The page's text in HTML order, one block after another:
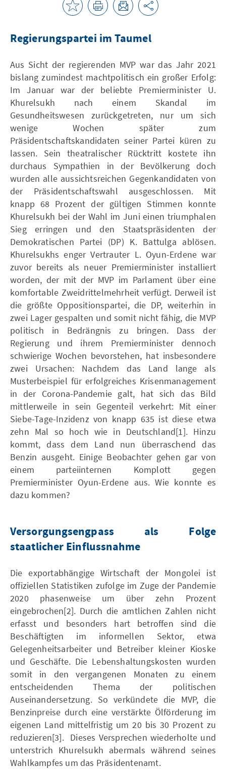
Regierungspartei im Taumel
Aus Sicht der regierenden MVP war das Jahr 2021
bislang zumindest machtpolitisch ein großer Erfolg:
Im Januar war der beliebte Premierminister U.
Khurelsukh nach einem Skandal im
Gesundheitswesen zurückgetreten, nur um sich
wenige Wochen später zum
Präsidentschaftskandidaten seiner Partei küren zu
lassen. Sein theatralischer Rücktritt kostete ihn
durchaus Sympathien in der Bevölkerung doch
wurden alle aussichtsreichen Gegenkandidaten von
der Präsidentschaftswahl ausgeschlossen. Mit
knapp 68 Prozent der gültigen Stimmen konnte
Khurelsukh bei der Wahl im Juni einen triumphalen
Sieg erringen und den Staatspräsidenten der
Demokratischen Partei (DP) K. Battulga ablösen.
Khurelsukhs enger Vertrauter L. Oyun-Erdene war
zuvor bereits als neuer Premierminister installiert
worden, der mit der MVP im Parlament über eine
komfortable Zweidrittelmehrheit verfügt. Derweil ist
die größte Oppositionspartei, die DP, weiterhin in
zwei Lager gespalten und somit nicht fähig, die MVP
politisch in Bedrängnis zu bringen. Dass der
Regierung und ihrem Premierminister dennoch
schwierige Wochen bevorstehen, hat insbesondere
zwei Ursachen: Nachdem das Land lange als
Musterbeispiel für erfolgreiches Krisenmanagement
in der Corona-Pandemie galt, hat sich das Bild
mittlerweile in sein Gegenteil verkehrt: Mit einer
Siebe-Tage-Inzidenz von knapp 635 ist diese etwa
zehn Mal so hoch wie in Deutschland[1]. Hinzu
kommt, dass dem Land nun überraschend das
Benzin ausgeht. Einige Beobachter gehen gar von
einem parteiinternen Komplott gegen
Premierminister Oyun-Erdene aus. Wie konnte es
dazu kommen?
Versorgungsengpass als Folge
staatlicher Einflussnahme
Die exportabhängige Wirtschaft der Mongolei ist
offiziellen Statistiken zufolge im Zuge der Pandemie
2020 phasenweise um über zehn Prozent
eingebrochen[2]. Durch die amtlichen Zahlen nicht
erfasst und besonders hart betroffen sind die
Beschäftigten im informellen Sektor, etwa
Gelegenheitsarbeiter und Betreiber kleiner Kioske
und Geschäfte. Die Lebenshaltungskosten wurden
somit in den vergangenen Monaten zu einem
entscheidenden Thema der politischen
Auseinandersetzung. So verkündete die MVP, die
Benzinpreise durch eine verstärkte Ölförderung im
eigenen Land mittelfristig um 20 bis 30 Prozent zu
reduzieren[3]. Dieses Versprechen wiederholte und
unterstrich Khurelsukh abermals während seines
Wahlkampfes um das Präsidentenamt.